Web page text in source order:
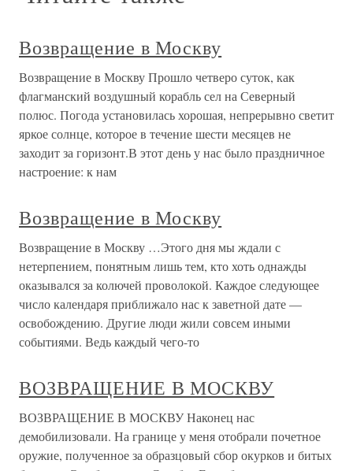
Возвращение в Москву
Возвращение в Москву Прошло четверо суток, как
флагманский воздушный корабль сел на Северный
полюс. Погода установилась хорошая, непрерывно светит
яркое солнце, которое в течение шести месяцев не
заходит за горизонт.В этот день у нас было праздничное
настроение: к нам
Возвращение в Москву
Возвращение в Москву …Этого дня мы ждали с
нетерпением, понятным лишь тем, кто хоть однажды
оказывался за колючей проволокой. Каждое следующее
число календаря приближало нас к заветной дате —
освобождению. Другие люди жили совсем иными
событиями. Ведь каждый чего-то
ВОЗВРАЩЕНИЕ В МОСКВУ
ВОЗВРАЩЕНИЕ В МОСКВУ Наконец нас
демобилизовали. На границе у меня отобрали почетное
оружие, полученное за образцовый сбор окурков и битых